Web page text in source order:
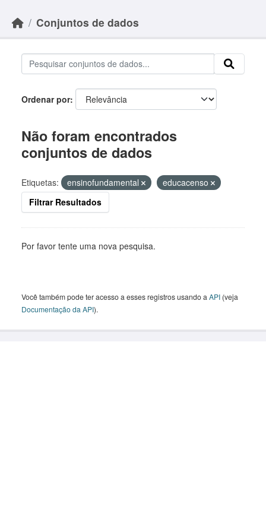
Conjuntos de dados
Ordenar por
Não foram encontrados
conjuntos de dados
Etiquetas: ensinofundamental
educacenso
Filtrar Resultados
Por favor tente uma nova pesquisa.
Você também pode ter acesso a esses registros usando a API (veja
Documentação da API).